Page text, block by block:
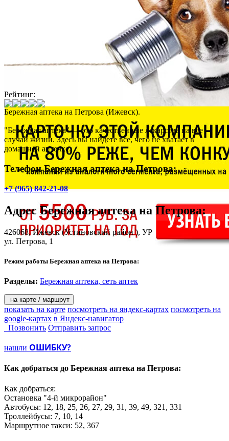
Рейтинг:
Бережная аптека на Петрова (Ижевск).
"Бережная аптека" — это качественные лекарства на все
случаи жизни. Здесь вы найдете все, чего не хватает в
домашней аптечке.
Телефон Бережная аптека на Петрова:
+7 (965) 842-21-08
Адрес Бережная аптека на Петрова:
426068,Ижевск(Устиновский район ), УР
ул. Петрова, 1
Режим работы Бережная аптека на Петрова:
Разделы: Бережная аптека, сеть аптек
на карте / маршрут
показать на карте посмотреть на яндекс-картах посмотреть на
google-картах в Яндекс-навигатор
Позвонить Отправить запрос
нашли ОШИБКУ?
Как добраться до Бережная аптека на Петрова:
Как добраться:
Остановка "4-й микрорайон"
Автобусы: 12, 18, 25, 26, 27, 29, 31, 39, 49, 321, 331
Троллейбусы: 7, 10, 14
Маршрутное такси: 52, 367